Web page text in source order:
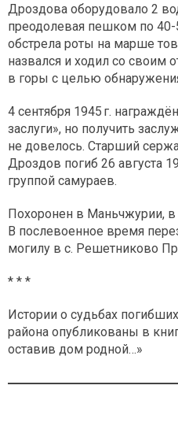
Дроздова оборудовало 2
преодолевая пешком по
обстрела роты на марше
назвался и ходил со своим
в горы с целью
4 сентября 1945 г.
заслуги», но получить
не довелось. Старший
Дроздов погиб 26 августа
группой самураев.
Похоронен в Маньчжурии, в
В послевоенное время
могилу в с. Решетниково
* * *
Истории о судьбах
района опубликованы в
оставив дом родной…»